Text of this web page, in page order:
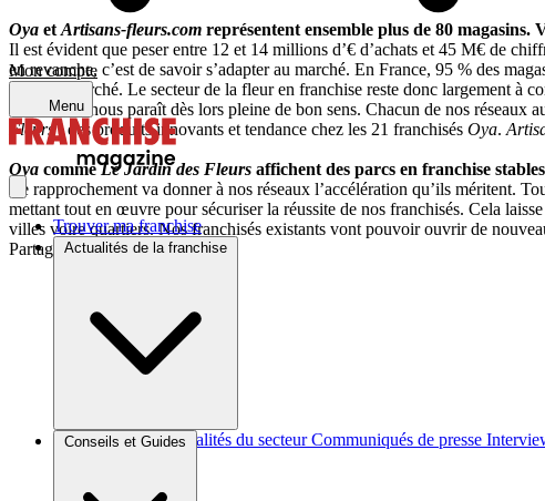
Mon compte
Menu
Trouver ma franchise
Actualités de la franchise
Brèves et actus Actualités du secteur Communiqués de presse
Conseils et Guides
Oya et Artisans-fleurs.com représentent ensemble plus de 80 magasins.
Il est évident que peser entre 12 et 14 millions d’€ d’achats et 45 M€ de
en revanche, c’est de savoir s’adapter au marché. En France, 95 % des
parts de marché. Le secteur de la fleur en franchise reste donc largement à
association nous paraît dès lors pleine de bon sens. Chacun de nos
Fleurs; des produits innovants et tendance chez les 21 franchisés Oya.
Oya commeLe Jardin des Fleurs affichent des parcs en franchise
Ce rapprochement va donner à nos réseaux l’accélération qu’ils méritent.
mettant tout en œuvre pour sécuriser la réussite de nos franchisés. Cela
villes voire quartiers. Nos franchisés existants vont pouvoir ouvrir de
Partager sur :